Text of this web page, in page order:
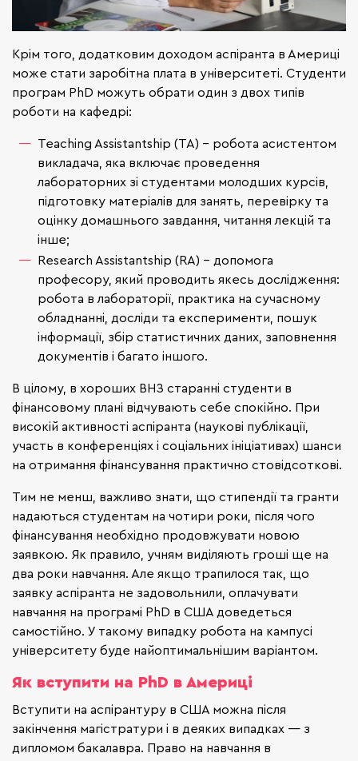
Крім того, додатковим доходом аспіранта в Америці
може стати заробітна плата в університеті. Студенти
програм PhD можуть обрати один з двох типів
роботи на кафедрі:
Teaching Assistantship (TA) - робота асистентом
викладача, яка включає проведення
лабораторних зі студентами молодших курсів,
підготовку матеріалів для занять, перевірку та
оцінку домашнього завдання, читання лекцій та
інше;
Research Assistantship (RA) - допомога
професору, який проводить якесь дослідження:
робота в лабораторії, практика на сучасному
обладнанні, досліди та експерименти, пошук
інформації, збір статистичних даних, заповнення
документів і багато іншого.
В цілому, в хороших ВНЗ старанні студенти в
фінансовому плані відчувають себе спокійно. При
високій активності аспіранта (наукові публікації,
участь в конференціях і соціальних ініціативах) шанси
на отримання фінансування практично стовідсоткові.
Тим не менш, важливо знати, що стипендії та гранти
надаються студентам на чотири роки, після чого
фінансування необхідно продовжувати новою
заявкою. Як правило, учням виділяють гроші ще на
два роки навчання. Але якщо трапилося так, що
заявку аспіранта не задовольнили, оплачувати
навчання на програмі PhD в США доведеться
самостійно. У такому випадку робота на кампусі
університету буде найоптимальнішим варіантом.
Як вступити на PhD в Америці
Вступити на аспірантуру в США можна після
закінчення магістратури і в деяких випадках — з
дипломом бакалавра. Право на навчання в